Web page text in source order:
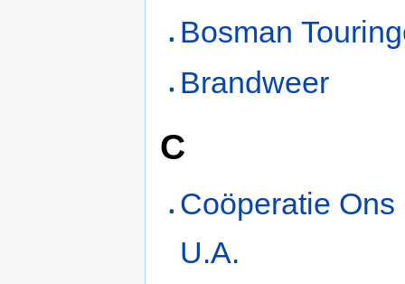
Bosman
Brandweer
C
Coöperatie Ons
U.A.